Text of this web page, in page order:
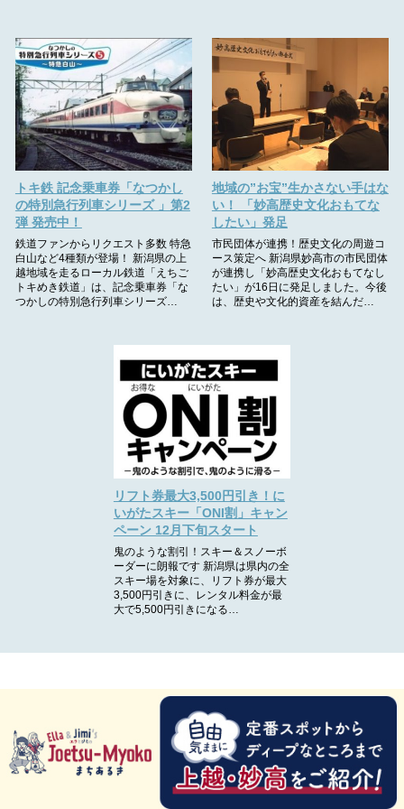
トキ鉄 記念乗車券「なつかし
の特別急行列車シリーズ 」第2
弾 発売中！
鉄道ファンからリクエスト多数 特急
白山など4種類が登場！ 新潟県の上
越地域を走るローカル鉄道「えちご
トキめき鉄道」は、記念乗車券「な
つかしの特別急行列車シリーズ…
地域の”お宝”生かさない手はな
い！ 「妙高歴史文化おもてな
したい」発足
市民団体が連携！歴史文化の周遊コ
ース策定へ 新潟県妙高市の市民団体
が連携し「妙高歴史文化おもてなし
たい」が16日に発足しました。今後
は、歴史や文化的資産を結んだ…
リフト券最大3,500円引き！に
いがたスキー「ONI割」キャン
ペーン 12月下旬スタート
鬼のような割引！スキー＆スノーボ
ーダーに朗報です 新潟県は県内の全
スキー場を対象に、リフト券が最大
3,500円引きに、レンタル料金が最
大で5,500円引きになる…